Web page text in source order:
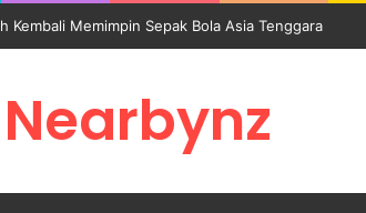
Kembali Memimpin Sepak Bola Asia Tenggara
Nearbynz